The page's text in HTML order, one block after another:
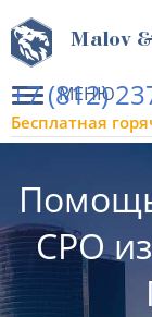
МЕНЮ
Malov
+7 (812)
Бесплатная
СРО